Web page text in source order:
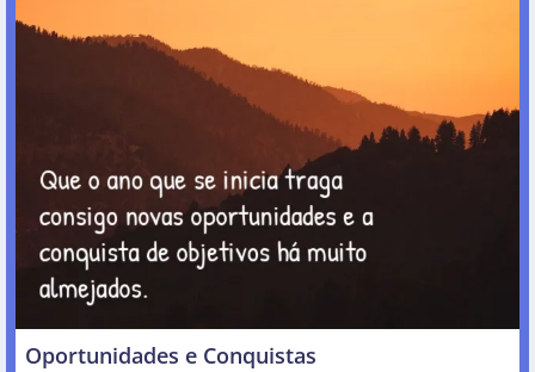
Oportunidades e Conquistas